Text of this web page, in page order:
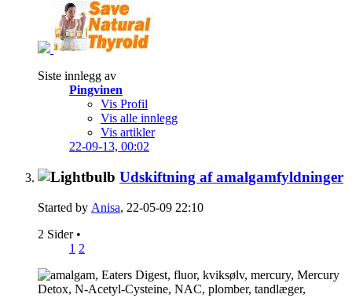
Siste innlegg av
Pingvinen
Vis Profil
Vis alle innlegg
Vis artikler
22-09-13, 00:02
Udskiftning af amalgamfyldninger
Started by Anisa, 22-05-09 22:10
2 Sider •
1 2